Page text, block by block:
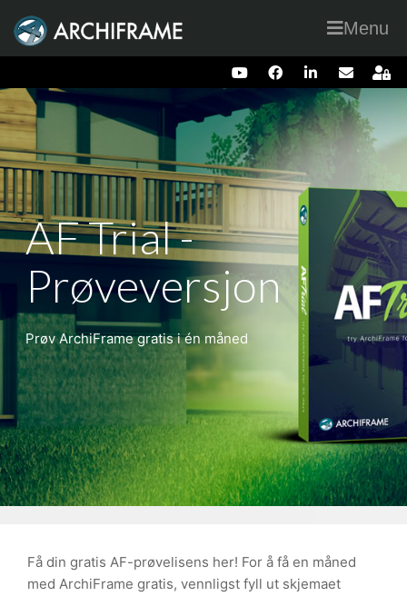
Menu
AF Trial -
Prøveversjon
Prøv ArchiFrame gratis i én måned
Få din gratis AF-prøvelisens her! For å få en måned
med ArchiFrame gratis, vennligst fyll ut skjemaet